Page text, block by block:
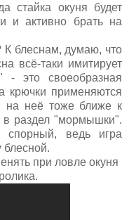
стайка окуня будет
и активно брать на
К блеснам, думаю, что
всё-таки имитирует
- это своеобразная
крючки применяются
на неё тоже ближе к
раздел "мормышки".
ведь игра
при ловле окуня